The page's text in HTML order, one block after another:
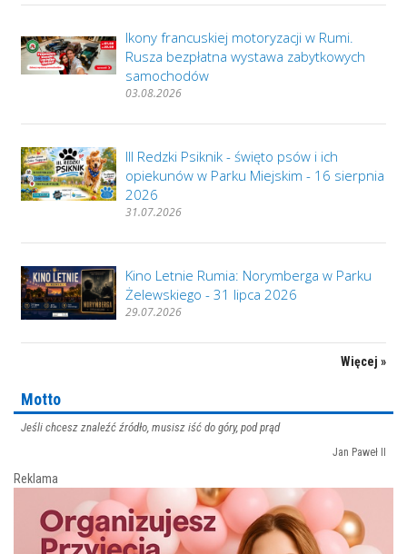
Ikony francuskiej motoryzacji w Rumi.
Rusza bezpłatna wystawa zabytkowych
samochodów
03.08.2026
III Redzki Psiknik - święto psów i ich
opiekunów w Parku Miejskim - 16 sierpnia
2026
31.07.2026
Kino Letnie Rumia: Norymberga w Parku
Żelewskiego - 31 lipca 2026
29.07.2026
Więcej »
Motto
Jeśli chcesz znaleźć źródło, musisz iść do góry, pod prąd
Jan Paweł II
Reklama